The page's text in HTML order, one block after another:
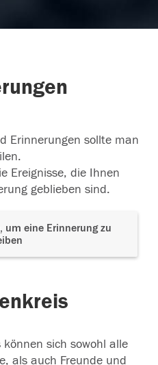
Erinnerungen sollte man
Ereignisse, die Ihnen
geblieben sind.
um eine Erinnerung zu
sich sowohl alle
als auch Freunde und